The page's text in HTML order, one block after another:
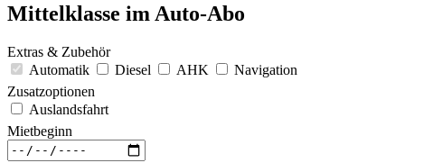
Mittelklasse im Auto-Abo
Extras & Zubehör
Automatik
Diesel AHK
Navigation
Zusatzoptionen
Auslandsfahrt
Mietbeginn